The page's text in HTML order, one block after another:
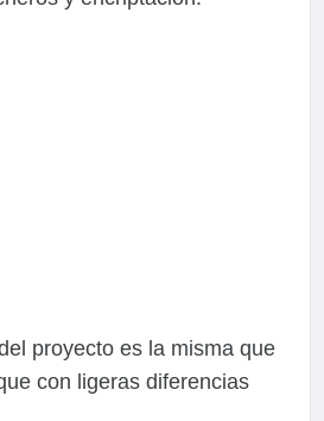
proyecto es la misma que
con ligeras diferencias